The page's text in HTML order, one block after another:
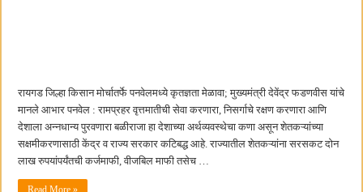
रायगड जिल्हा किसान मोर्चातर्फे पनवेलमध्ये कृतज्ञता मेळावा; मुख्यमंत्री देवेंद्र फडणवीस यांचे
मानले आभार पनवेल : रामप्रहर वृत्तमातीची सेवा करणारा, निसर्गाचे रक्षण करणारा आणि
देशाला अन्नधान्य पुरवणारा बळीराजा हा देशाच्या अर्थव्यवस्थेचा कणा असून शेतकऱ्यांच्या
सक्षमीकरणासाठी केंद्र व राज्य सरकार कटिबद्ध आहे. राज्यातील शेतकऱ्यांना सरसकट दोन
लाख रुपयांपर्यंतची कर्जमाफी, वीजबिल माफी तसेच …
Read More »